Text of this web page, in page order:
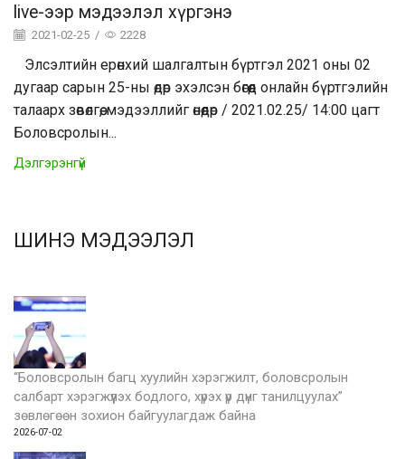
live-ээр мэдээлэл хүргэнэ
2021-02-25 / 2228
Элсэлтийн ерөнхий шалгалтын бүртгэл 2021 оны 02
дугаар сарын 25-ны өдөр эхэлсэн бөгөөд онлайн бүртгэлийн
талаарх зөвөлгөө, мэдээллийг өнөөдөр / 2021.02.25/ 14:00 цагт
Боловсролын...
Дэлгэрэнгүй
ШИНЭ МЭДЭЭЛЭЛ
“Боловсролын багц хуулийн хэрэгжилт, боловсролын
салбарт хэрэгжүүлэх бодлого, хүрэх үр дүнг танилцуулах”
зөвлөгөөн зохион байгуулагдаж байна
2026-07-02